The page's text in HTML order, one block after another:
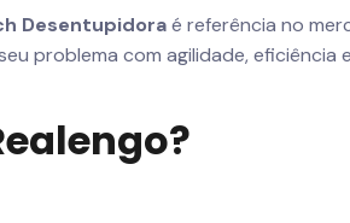
Desentupidoraé referência no
problema com agilidade,